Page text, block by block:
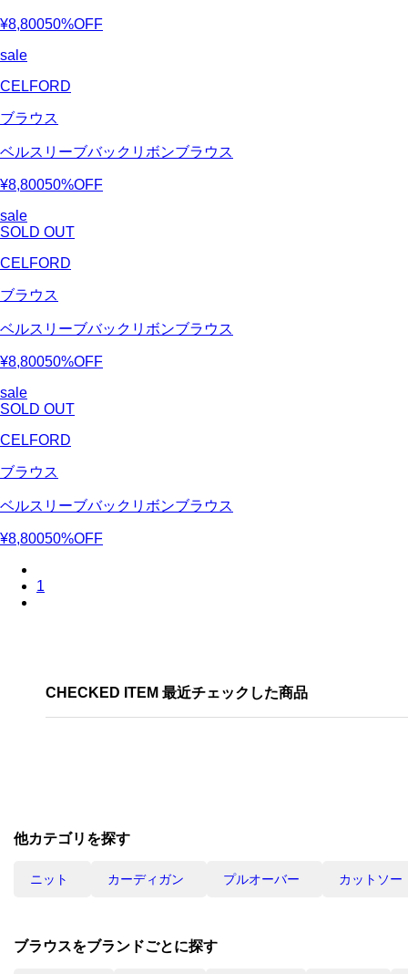
¥8,80050%OFF
sale
CELFORD
ブラウス
ベルスリーブバックリボンブラウス
¥8,80050%OFF
sale
SOLD OUT
CELFORD
ブラウス
ベルスリーブバックリボンブラウス
¥8,80050%OFF
sale
SOLD OUT
CELFORD
ブラウス
ベルスリーブバックリボンブラウス
¥8,80050%OFF
1
CHECKED ITEM 最近チェックした商品
他カテゴリを探す
ニット カットソー
カーディガン プルオーバー
ブラウスをブランドごとに探す